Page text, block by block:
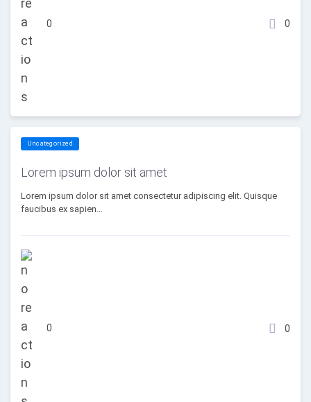
0 0
Uncategorized
Lorem ipsum dolor sit amet
Lorem ipsum dolor sit amet consectetur adipiscing elit. Quisque
faucibus ex sapien…
0 0